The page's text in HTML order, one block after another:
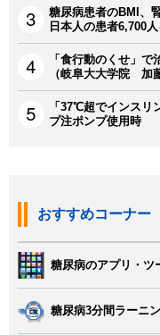
糖尿病患者のBMI、
日本人の患者6,700
「食行動のくせ」
（岐阜大大学院 加
「37℃超でインス
プ注ポンプ使用時
おすすめコーナー
糖尿病のアプリ・ツ
糖尿病3分間ラーニ